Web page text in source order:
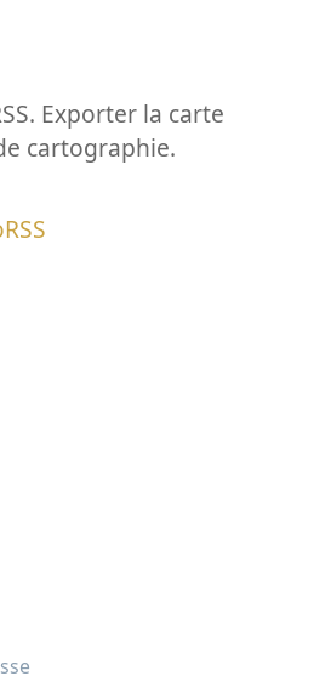
Exporter la carte
cartographie.